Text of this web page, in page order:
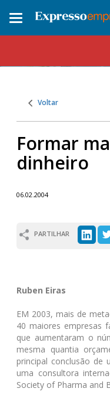
Toggle
Voltar
Formar
dinheiro
06.02.2004
PARTILHAR
Ruben Eiras
EM 2003, mais de
40 maiores empresas
que aumentaram o
mesma quantia
principal conclusão de
uma consultora
Society of Pharma and